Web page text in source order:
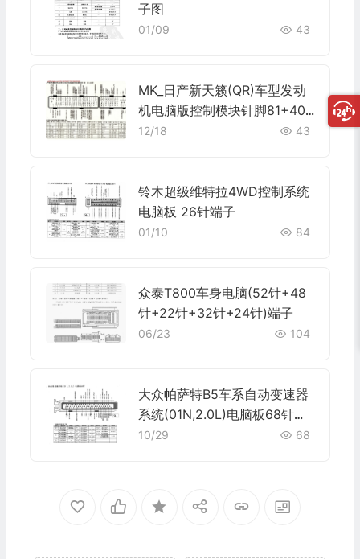
子图
01/09 43
MK_日产新天籁(QR)车型发动
机电脑版控制模块针脚81+40
针 端子图
12/18 43
铃木超级维特拉4WD控制系统
电脑板 26针端子
01/10 84
众泰T800车身电脑(52针+48
针+22针+32针+24针)端子
06/23 104
大众帕萨特B5车系自动变速器
系统(01N,2.0L)电脑板68针端
子
10/29 68